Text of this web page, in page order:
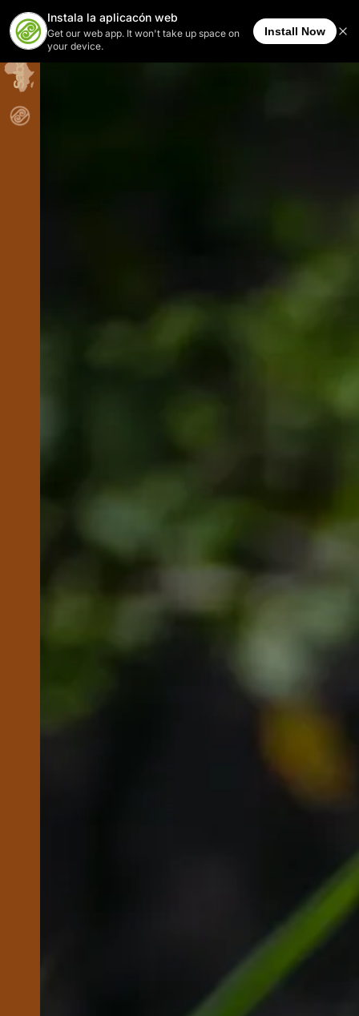
Sabana Africana